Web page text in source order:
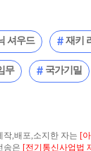
셔우드 재키
무 국가기밀
작,배포,소지한 자는 [
송은 [전기통신사업법